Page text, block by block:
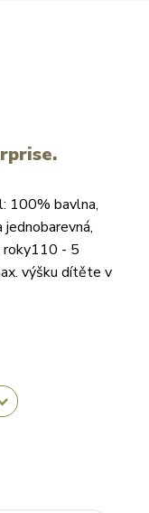
100% bavlna,
roky110 - 5
výšku dítěte v